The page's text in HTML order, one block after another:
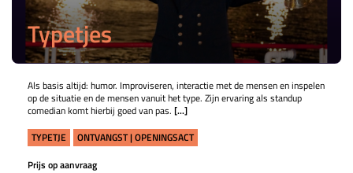
Typetjes
Als basis altijd: humor. Improviseren, interactie met de mensen en inspelen
op de situatie en de mensen vanuit het type. Zijn ervaring als standup
comedian komt hierbij goed van pas. [...]
TYPETJE
ONTVANGST | OPENINGSACT
Prijs op aanvraag